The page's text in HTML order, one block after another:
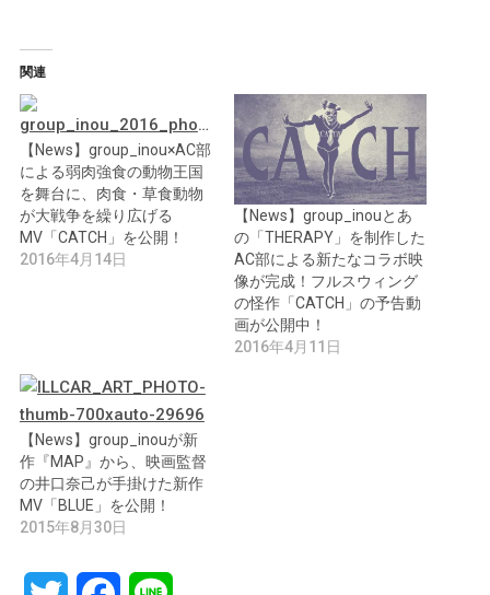
関連
【News】group_inou×AC部
による弱肉強食の動物王国
を舞台に、肉食・草食動物
が大戦争を繰り広げる
MV「CATCH」を公開！
2016年4月14日
【News】group_inouとあ
の「THERAPY」を制作した
AC部による新たなコラボ映
像が完成！フルスウィング
の怪作「CATCH」の予告動
画が公開中！
2016年4月11日
【News】group_inouが新
作『MAP』から、映画監督
の井口奈己が手掛けた新作
MV「BLUE」を公開！
2015年8月30日